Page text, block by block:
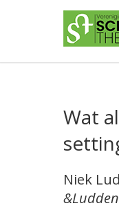
Wat
Niek
&Ludden